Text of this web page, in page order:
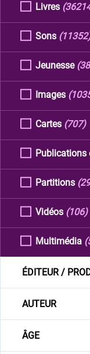
Livres
Sons
Jeunesse
Images
Cartes (707)
Publications
Partitions
Vidéos (106)
Multimédia
ÉDITEUR /
AUTEUR
ÂGE